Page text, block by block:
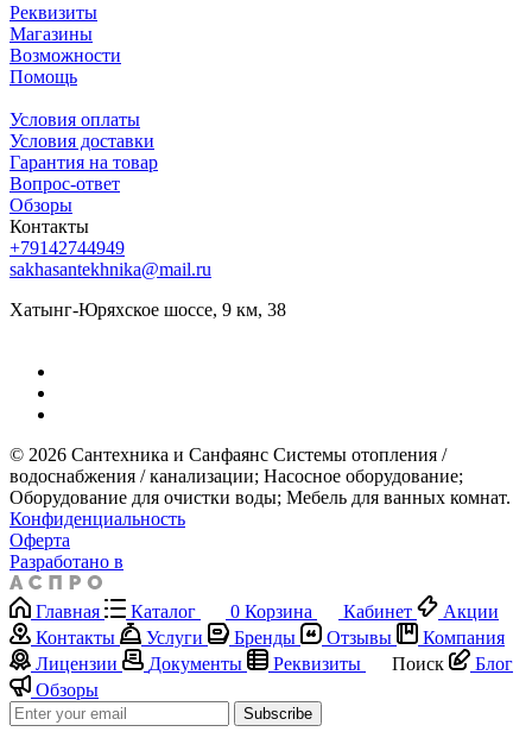
Реквизиты
Магазины
Возможности
Помощь
Условия оплаты
Условия доставки
Гарантия на товар
Вопрос-ответ
Обзоры
Контакты
+79142744949
sakhasantekhnika@mail.ru
Хатынг-Юряхское шоссе, 9 км, 38
© 2026 Сантехника и Санфаянс ​Системы отопления /
водоснабжения / канализации; ​Насосное оборудование; ​
Оборудование для очистки воды; ​Мебель для ванных комнат.
Конфиденциальность
Оферта
Разработано в
Главная Каталог 0 Корзина Кабинет
Акции
Контакты
Услуги Бренды Отзывы
Компания
Лицензии
Документы Реквизиты Поиск
Блог
Обзоры
Subscribe